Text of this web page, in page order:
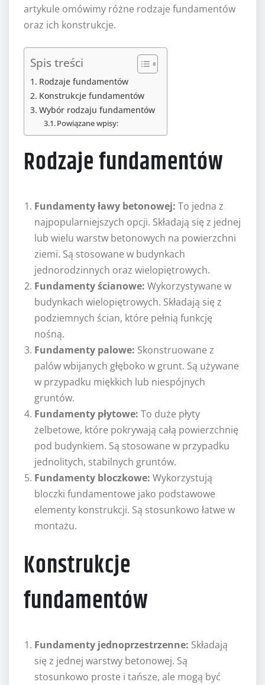
artykule omówimy różne rodzaje fundamentów
oraz ich konstrukcje.
Spis treści
Rodzaje fundamentów
Konstrukcje fundamentów
Wybór rodzaju fundamentów
Powiązane wpisy:
Rodzaje fundamentów
Fundamenty ławy betonowej: To jedna z
najpopularniejszych opcji. Składają się z jednej
lub wielu warstw betonowych na powierzchni
ziemi. Są stosowane w budynkach
jednorodzinnych oraz wielopiętrowych.
Fundamenty ścianowe: Wykorzystywane w
budynkach wielopiętrowych. Składają się z
podziemnych ścian, które pełnią funkcję
nośną.
Fundamenty palowe: Skonstruowane z
palów wbijanych głęboko w grunt. Są używane
w przypadku miękkich lub niespójnych
gruntów.
Fundamenty płytowe: To duże płyty
żelbetowe, które pokrywają całą powierzchnię
pod budynkiem. Są stosowane w przypadku
jednolitych, stabilnych gruntów.
Fundamenty bloczkowe: Wykorzystują
bloczki fundamentowe jako podstawowe
elementy konstrukcji. Są stosunkowo łatwe w
montażu.
Konstrukcje
fundamentów
Fundamenty jednoprzestrzenne: Składają
się z jednej warstwy betonowej. Są
stosunkowo proste i tańsze, ale mogą być